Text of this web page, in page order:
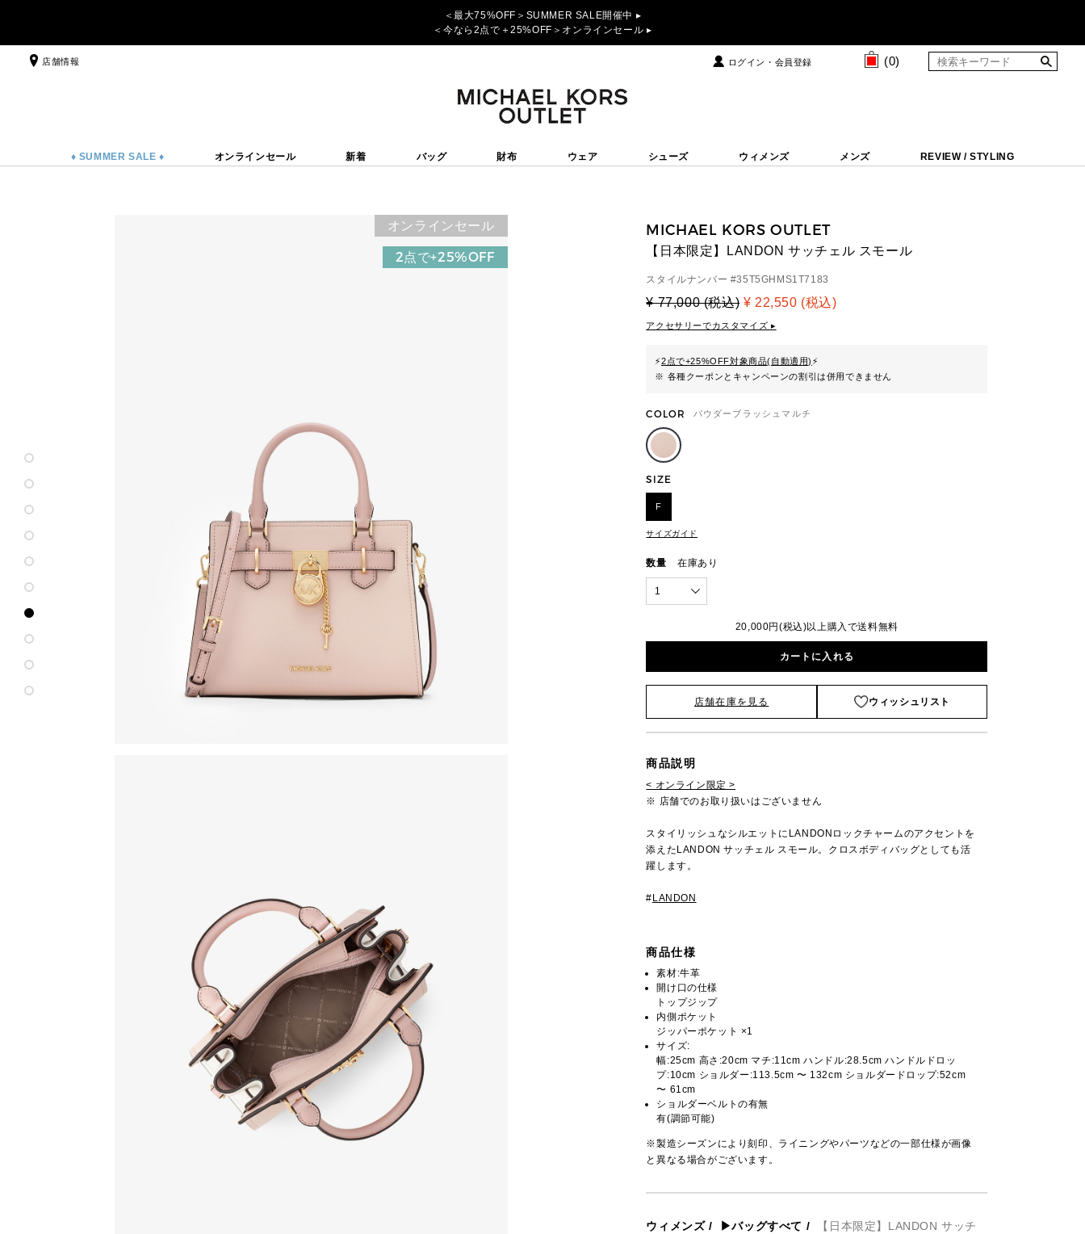
＜最大75%OFF＞SUMMER SALE開催中 ▸
＜今なら2点で＋25%OFF＞オンラインセール ▸
店舗情報 ログイン・会員登録 (0)
♦ SUMMER SALE ♦ オンラインセール 新着 バッグ 財布 ウェア シューズ ウィメンズ メンズ REVIEW / STYLING
オンラインセール
2点で+25%OFF
MICHAEL KORS OUTLET
【日本限定】LANDON サッチェル スモール
スタイルナンバー #35T5GHMS1T7183
¥ 77,000 (税込) ¥ 22,550 (税込)
アクセサリーでカスタマイズ ▸
⚡2点で+25%OFF対象商品(自動適用) ⚡
※ 各種クーポンとキャンペーンの割引は併用できません
COLOR パウダーブラッシュマルチ
SIZE
F
サイズガイド
数量 在庫あり
1
20,000円(税込)以上購入で送料無料
カートに入れる
店舗在庫を見る ウィッシュリスト
商品説明
< オンライン限定 >
※ 店舗でのお取り扱いはございません
スタイリッシュなシルエットにLANDONロックチャームのアクセントを
添えたLANDON サッチェル スモール。クロスボディバッグとしても活
躍します。
# LANDON
商品仕様
素材:牛革
開け口の仕様
トップジップ
内側ポケット
ジッパーポケット ×1
サイズ:
幅:25cm 高さ:20cm マチ:11cm ハンドル:28.5cm ハンドルドロッ
プ:10cm ショルダー:113.5cm 〜 132cm ショルダードロップ:52cm
〜 61cm
ショルダーベルトの有無
有(調節可能)
※製造シーズンにより刻印、ライニングやパーツなどの一部仕様が画像
と異なる場合がございます。
ウィメンズ/ ▶バッグすべて /
【日本限定】LANDON サッチ